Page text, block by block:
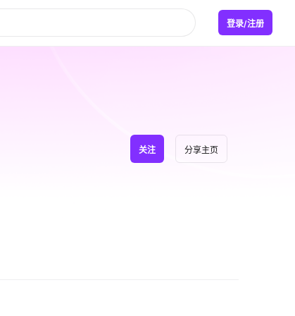
登录/注册
关注 分享主页